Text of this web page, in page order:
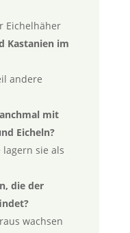
Eichelhäher
Kastanien im
andere
mit
Eicheln?
lagern sie als
die der
wachsen